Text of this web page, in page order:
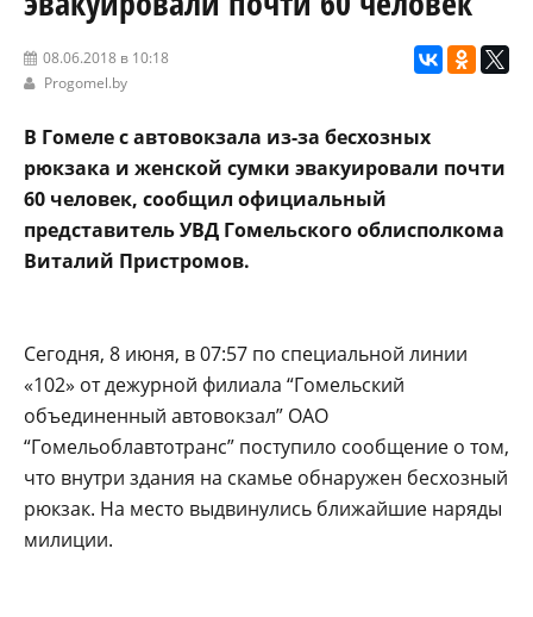
08.06.2018 в 10:18
Progomel.by
В Гомеле с автовокзала из-за бесхозных
рюкзака и женской сумки эвакуировали почти
60 человек, сообщил официальный
представитель УВД Гомельского облисполкома
Виталий Пристромов.
Сегодня, 8 июня, в 07:57 по специальной линии
«102» от дежурной филиала “Гомельский
объединенный автовокзал” ОАО
“Гомельоблавтотранс” поступило сообщение о том,
что внутри здания на скамье обнаружен бесхозный
рюкзак. На место выдвинулись ближайшие наряды
милиции.